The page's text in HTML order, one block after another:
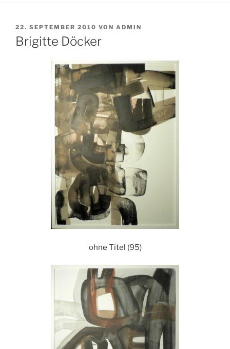
VERÖFFENTLICHT
AM
22. SEPTEMBER 2010 VON ADMIN
Brigitte Döcker
ohne Titel (95)